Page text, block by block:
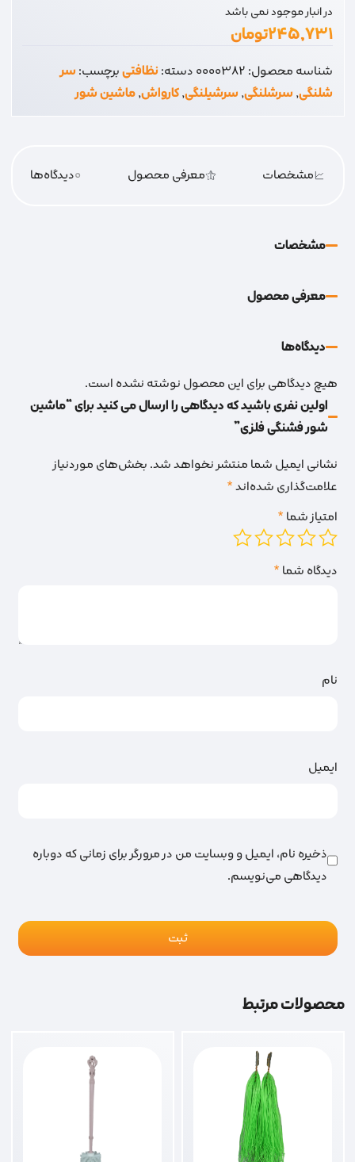
در انبار موجود نمی باشد
۲۴۵,۷۳۱تومان
شناسه محصول:0000382دسته:نظافتیبرچسب:سر
شلنگی,سرشلنگی,سرشیلنگی,کارواش,ماشین شور
مشخصات معرفی محصول 0دیدگاه‌‌ها
مشخصات
معرفی محصول
دیدگاه‌‌ها
هیچ دیدگاهی برای این محصول نوشته نشده است.
اولین نفری باشید که دیدگاهی را ارسال می کنید برای “ماشین
شور فشنگی فلزی”
نشانی ایمیل شما منتشر نخواهد شد.بخش‌های موردنیاز
علامت‌گذاری شده‌اند*
امتیاز شما*
دیدگاه شما*
نام
ایمیل
ذخیره نام، ایمیل و وبسایت من در مرورگر برای زمانی که دوباره
دیدگاهی می‌نویسم.
محصولات مرتبط